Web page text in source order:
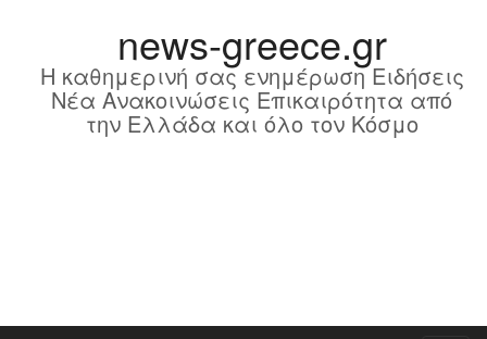
news-greece.gr
Η καθημερινή σας ενημέρωση Ειδήσεις
Νέα Ανακοινώσεις Επικαιρότητα από
την Ελλάδα και όλο τον Κόσμο